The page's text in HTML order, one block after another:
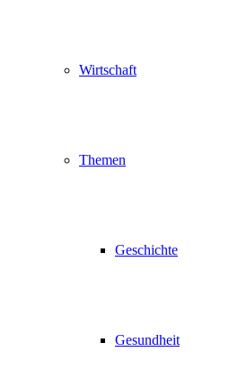
Wirtschaft
Themen
Geschichte
Gesundheit